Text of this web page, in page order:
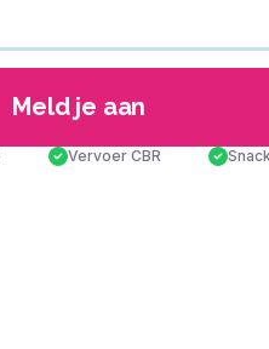
Meld je aan
Vervoer CBR